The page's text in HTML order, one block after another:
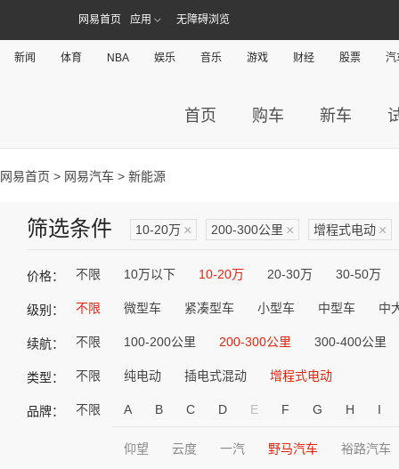
网易首页 应用 无障碍浏览
新闻 体育 NBA 娱乐 音乐 游戏 财经 股票 汽
首页 购车 新车
网易首页 > 网易汽车 > 新能源
筛选条件 10-20万 × 200-300公里 × 增程式电动 ×
价格： 不限 10万以下 10-20万 20-30万 30-50万
级别： 不限 微型车 紧凑型车 小型车 中型车 中
续航： 不限 100-200公里 200-300公里 300-400公里
类型： 不限 纯电动 插电式混动 增程式电动
品牌： 不限 A B C D E F G H I
仰望 云度 一汽 野马汽车 裕路汽车